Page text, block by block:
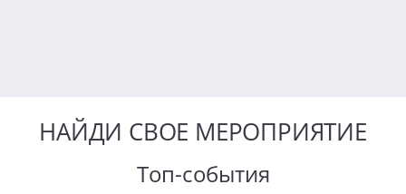
НАЙДИ СВОЕ МЕРОПРИЯТИЕ
Топ-события